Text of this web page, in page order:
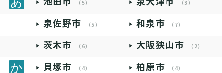
（5） （3）
泉佐野市 （5） 和泉市 （7）
茨木市 （6） 大阪狭山市 （2）
貝塚市 （4） 柏原市 （4）